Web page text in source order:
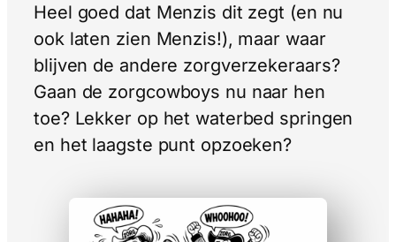
Heel goed dat Menzis dit zegt (en nu
ook laten zien Menzis!), maar waar
blijven de andere zorgverzekeraars?
Gaan de zorgcowboys nu naar hen
toe? Lekker op het waterbed springen
en het laagste punt opzoeken?